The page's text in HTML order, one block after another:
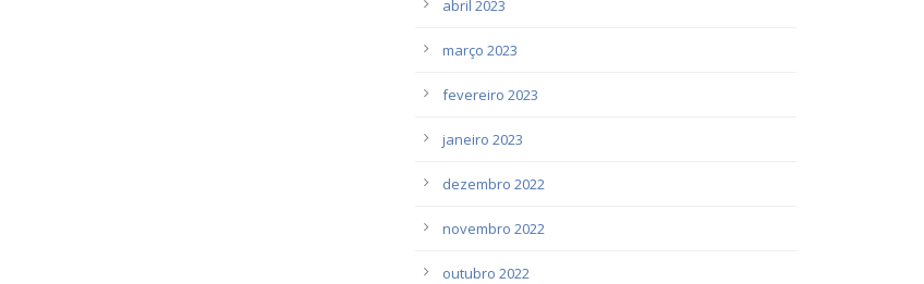
abril 2023
março 2023
fevereiro 2023
janeiro 2023
dezembro 2022
novembro 2022
outubro 2022